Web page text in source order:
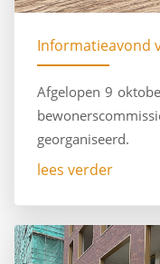
Informatieavond
Afgelopen 9
georganiseerd.
lees verder